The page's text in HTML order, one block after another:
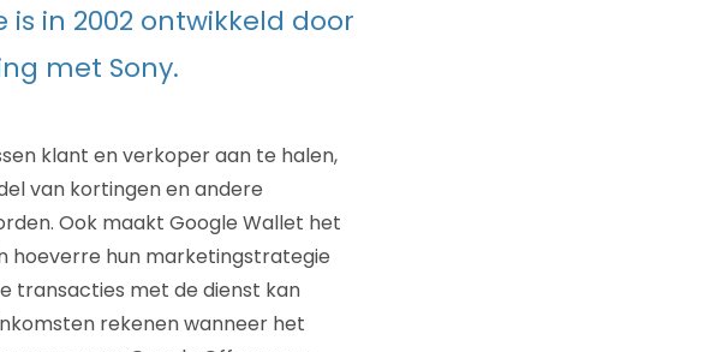
in 2002 ontwikkeld door
met Sony.
klant en verkoper aan te halen,
van kortingen en andere
Ook maakt Google Wallet het
hoeverre hun marketingstrategie
transacties met de dienst kan
rekenen wanneer het